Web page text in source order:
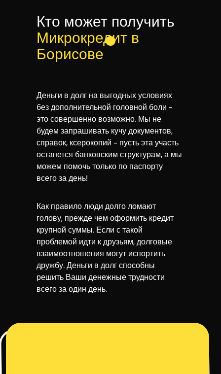
Кто может получить
Микрокредит в
Борисове
Как правило люди долго ломают
голову, прежде чем оформить кредит
крупной суммы. Если с такой
проблемой идти к друзьям, долговые
взаимоотношения могут испортить
дружбу. Деньги в долг способны
решить Ваши денежные трудности
всего за один день.
Деньги в долг на выгодных условиях
без дополнительной головной боли -
это совершенно возможно. Мы не
будем запрашивать кучу документов,
справок, ксерокопий - пусть эта участь
останется банковским структурам, а мы
можем помочь только по паспорту
всего за день!